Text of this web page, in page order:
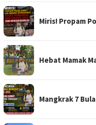
Miris! Propam
Hebat Mamak
Mangkrak 7